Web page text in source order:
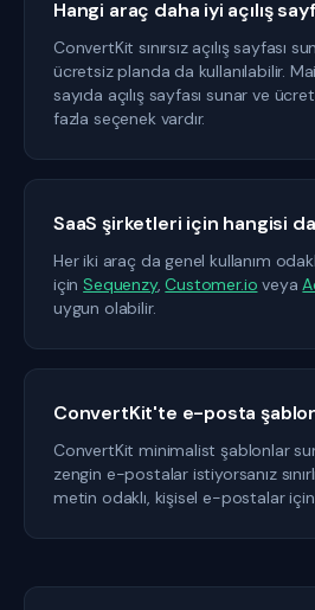
Hangi araç daha iyi açılış
ConvertKit sınırsız açılış sayfası
ücretsiz planda da kullanılabilir.
sayıda açılış sayfası sunar ve
fazla seçenek vardır.
SaaS şirketleri için hangisi
Her iki araç da genel kullanım
içinSequenzy,Customer.io veya
uygun olabilir.
ConvertKit'te e-posta
ConvertKit minimalist şablonlar
zengin e-postalar istiyorsanız
metin odaklı, kişisel e-postalar